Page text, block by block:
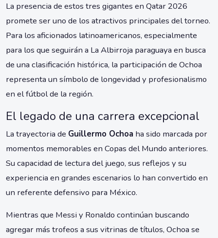
La presencia de estos tres gigantes en Qatar 2026
promete ser uno de los atractivos principales del torneo.
Para los aficionados latinoamericanos, especialmente
para los que seguirán a La Albirroja paraguaya en busca
de una clasificación histórica, la participación de Ochoa
representa un símbolo de longevidad y profesionalismo
en el fútbol de la región.
El legado de una carrera excepcional
La trayectoria de Guillermo Ochoa ha sido marcada por
momentos memorables en Copas del Mundo anteriores.
Su capacidad de lectura del juego, sus reflejos y su
experiencia en grandes escenarios lo han convertido en
un referente defensivo para México.
Mientras que Messi y Ronaldo continúan buscando
agregar más trofeos a sus vitrinas de títulos, Ochoa se